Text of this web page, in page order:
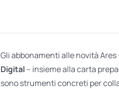
Gli abbonamenti alle novità Ares
Digital– insieme alla carta
sono strumenti concreti per